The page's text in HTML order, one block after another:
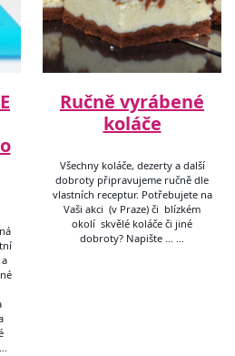
Ručně vyrábené
koláče
Všechny koláče, dezerty a další
dobroty připravujeme ručně dle
vlastních receptur. Potřebujete na
Vaši akci (v Praze) či blízkém
okolí skvělé koláče či jiné
dobroty? Napište ... …